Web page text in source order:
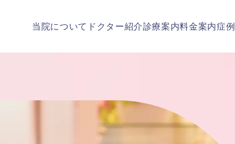
当院について ドクター紹介診療案内料金案内症例